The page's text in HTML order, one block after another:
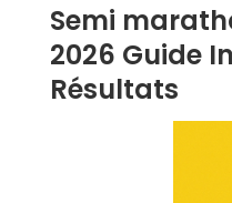
Semi
2026 Guide
Résultats